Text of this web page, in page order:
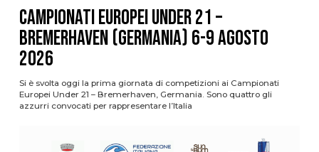
Campionati Europei Under 21 –
Bremerhaven (Germania) 6-9 agosto
2026
Si è svolta oggi la prima giornata di competizioni ai Campionati
Europei Under 21 – Bremerhaven, Germania. Sono quattro gli
azzurri convocati per rappresentare l’Italia